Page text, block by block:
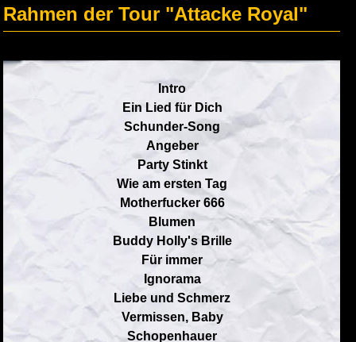
Rahmen der Tour "Attacke Royal"
Intro
Ein Lied für Dich
Schunder-Song
Angeber
Party Stinkt
Wie am ersten Tag
Motherfucker 666
Blumen
Buddy Holly's Brille
Für immer
Ignorama
Liebe und Schmerz
Vermissen, Baby
Schopenhauer